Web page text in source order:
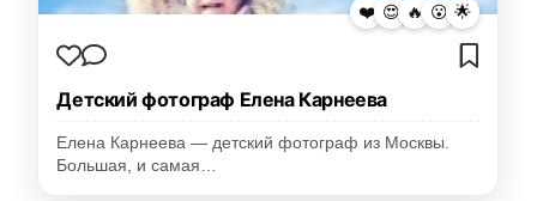
❤️ 😍 🔥 😮 🌟
Детский фотограф Елена Карнеева
Елена Карнеева — детский фотограф из Москвы.
Большая, и самая…